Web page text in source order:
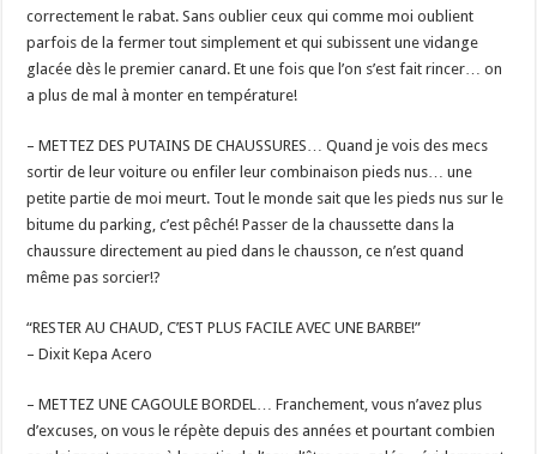
correctement le rabat. Sans oublier ceux qui comme moi oublient
parfois de la fermer tout simplement et qui subissent une vidange
glacée dès le premier canard. Et une fois que l’on s’est fait rincer… on
a plus de mal à monter en température!
– METTEZ DES PUTAINS DE CHAUSSURES… Quand je vois des mecs
sortir de leur voiture ou enfiler leur combinaison pieds nus… une
petite partie de moi meurt. Tout le monde sait que les pieds nus sur le
bitume du parking, c’est pêché! Passer de la chaussette dans la
chaussure directement au pied dans le chausson, ce n’est quand
même pas sorcier!?
“RESTER AU CHAUD, C’EST PLUS FACILE AVEC UNE BARBE!”
– Dixit Kepa Acero
– METTEZ UNE CAGOULE BORDEL… Franchement, vous n’avez plus
d’excuses, on vous le répète depuis des années et pourtant combien